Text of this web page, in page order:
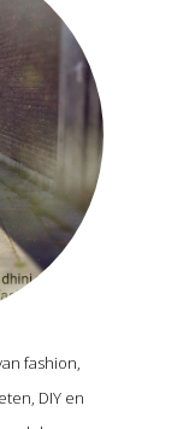
fashion,
DIY en